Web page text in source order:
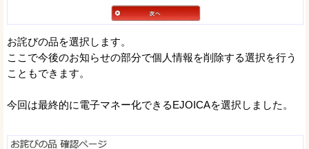
お詫びの品を選択します。
ここで今後のお知らせの部分で個人情報を削除する選択を行う
こともできます。
今回は最終的に電子マネー化できるEJOICAを選択しました。